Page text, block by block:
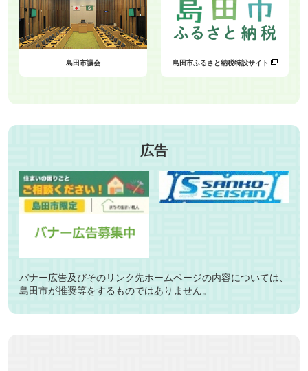
島田市議会 島田市ふるさと納税特設サイト
広告
バナー広告及びそのリンク先ホームページの内容については、
島田市が推奨等をするものではありません。